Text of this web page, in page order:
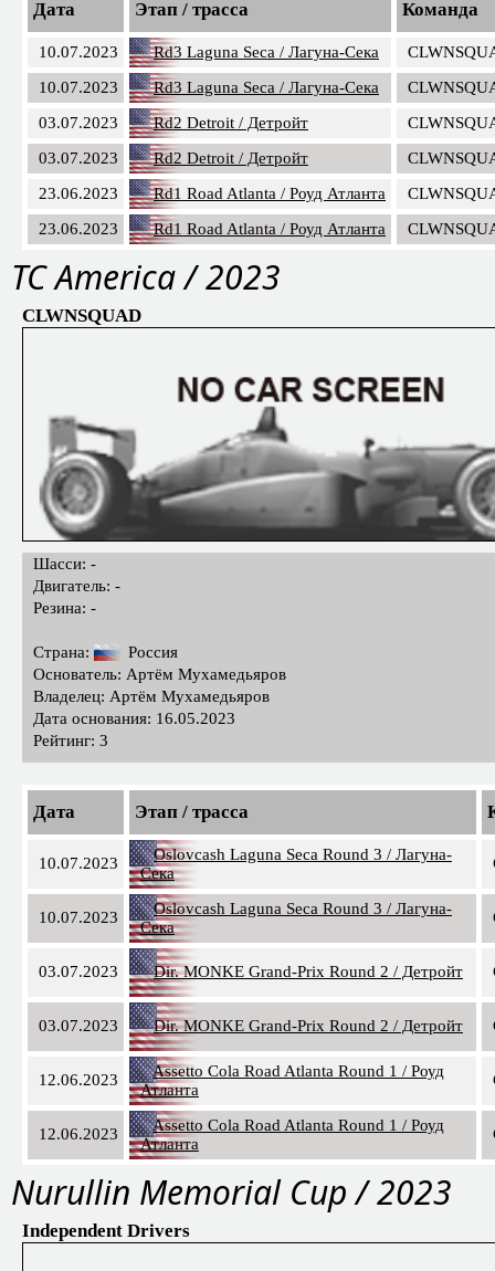
Дата Этап / трасса Команда
10.07.2023 Rd3 Laguna Seca / Лагуна-Сека
10.07.2023
Rd3 Laguna Seca / Лагуна-Сека
03.07.2023
Rd2 Detroit / Детройт
03.07.2023
Rd2 Detroit / Детройт
23.06.2023
Rd1 Road Atlanta / Роуд Атланта
23.06.2023
Rd1 Road Atlanta / Роуд Атланта
TC America / 2023
CLWNSQUAD
Шасси: -
Двигатель: -
Резина: -
Страна:
Россия
Основатель: Артём Мухамедьяров
Владелец: Артём Мухамедьяров
Дата основания: 16.05.2023
Рейтинг: 3
Дата Этап / трасса
10.07.2023
Oslovcash Laguna Seca Round 3 / Лагуна-
Сека
10.07.2023
Oslovcash Laguna Seca Round 3 / Лагуна-
Сека
03.07.2023 Dir. MONKE Grand-Prix Round 2 / Детройт
03.07.2023 Dir. MONKE Grand-Prix Round 2 / Детройт
12.06.2023
Assetto Cola Road Atlanta Round 1 / Роуд
Атланта
12.06.2023
Assetto Cola Road Atlanta Round 1 / Роуд
Атланта
Nurullin Memorial Cup / 2023
Independent Drivers